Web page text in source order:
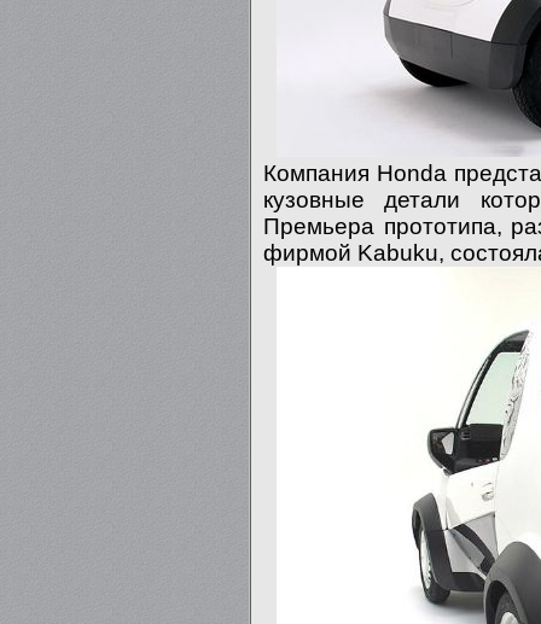
Компания Honda
кузовные детали
Премьера прототипа,
фирмой Kabuku,